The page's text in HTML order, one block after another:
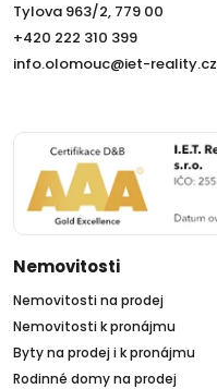
Tylova 963/2, 779 00
+420 222 310 399
info.olomouc@iet-reality.cz
Nemovitosti
Nemovitosti na prodej
Nemovitosti k pronájmu
Byty na prodej i k pronájmu
Rodinné domy na prodej